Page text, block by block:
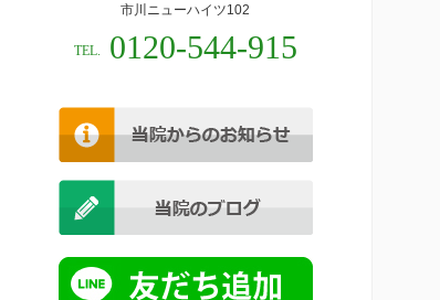
市川ニューハイツ102
TEL. 0120-544-915